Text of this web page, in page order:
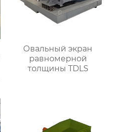
Овальный экран
равномерной
толщины TDLS